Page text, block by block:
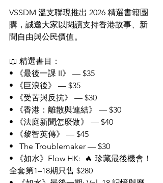
VSSDM 溫支聯現推出 2026 精選書籍團
購，誠邀大家以閱讀支持香港故事、新
聞自由與公民價值。
📖 精選書目：
• 《最後一課 II》 — $35
• 《巨浪後》 — $35
• 《受苦與反抗》 — $30
• 《香港：離散與連結》 — $30
• 《法庭新聞怎麼做》 — $40
• 《黎智英傳》 — $45
•   The Troublemaker — $30
• 《如水》Flow HK:  🔥 珍藏最後機會！
全套第1–18期只售 $280